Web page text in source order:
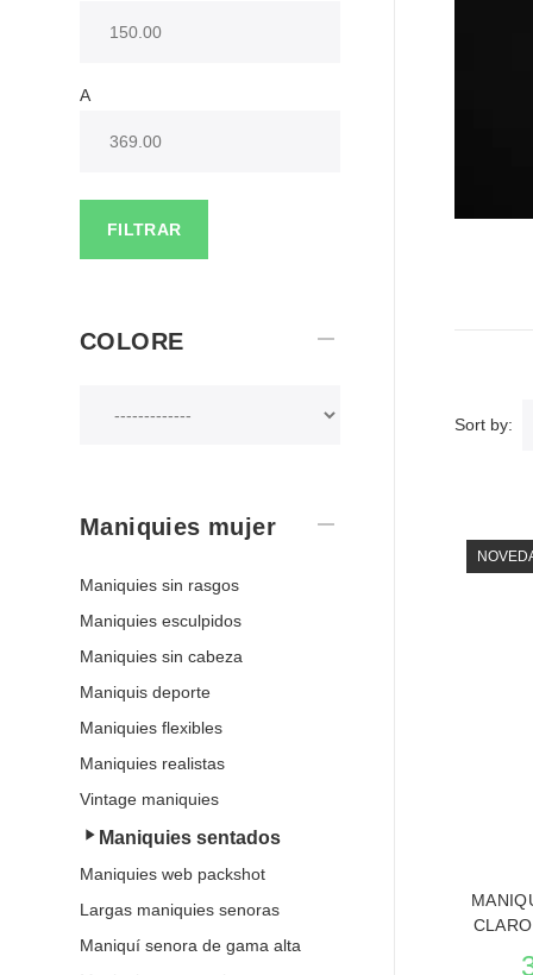
A
FILTRAR
COLORE
Maniquies mujer
Maniquies sin rasgos
Maniquies esculpidos
Maniquies sin cabeza
Maniquis deporte
Maniquies flexibles
Maniquies realistas
Vintage maniquies
Maniquies sentados
Maniquies web packshot
Largas maniquies senoras
Maniquí senora de gama alta
Sort by: